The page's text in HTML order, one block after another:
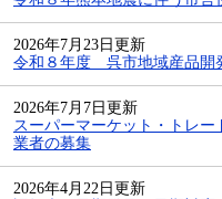
2026年7月23日更新
令和８年度 呉市地域産品開
2026年7月7日更新
スーパーマーケット・トレ
業者の募集
2026年4月22日更新